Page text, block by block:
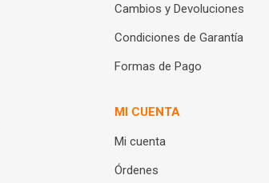
Cambios y Devoluciones
Condiciones de Garantía
Formas de Pago
MI CUENTA
Mi cuenta
Órdenes